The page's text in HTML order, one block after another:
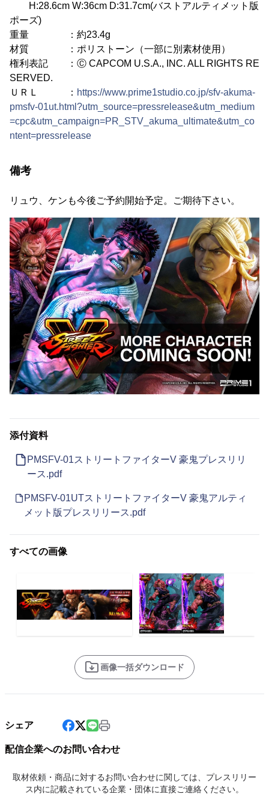
H:28.6cm W:36cm D:31.7cm(バストアルティメット版
ポーズ)
重量 ：約23.4g
材質 ：ポリストーン（一部に別素材使用）
権利表記 ：Ⓒ CAPCOM U.S.A., INC. ALL RIGHTS RE
SERVED.
ＵＲＬ ： https://www.prime1studio.co.jp/sfv-akuma-
pmsfv-01ut.html?utm_source=pressrelease&utm_medium
=cpc&utm_campaign=PR_STV_akuma_ultimate&utm_co
ntent=pressrelease
備考
リュウ、ケンも今後ご予約開始予定。ご期待下さい。
添付資料
PMSFV-01ストリートファイターV 豪鬼プレスリリ
ース.pdf
PMSFV-01UTストリートファイターV 豪鬼アルティ
メット版プレスリリース.pdf
すべての画像
画像一括ダウンロード
シェア
配信企業へのお問い合わせ
取材依頼・商品に対するお問い合わせに関しては、プレスリリー
ス内に記載されている企業・団体に直接ご連絡ください。